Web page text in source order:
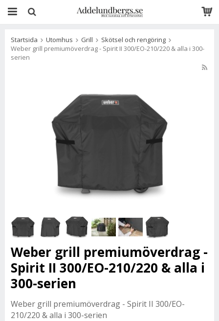
Startsida Utomhus Grill
Skötsel och rengöring
Weber grill premiumöverdrag - Spirit II 300/EO-210/220 & alla i 300-
serien
Weber grill premiumöverdrag -
Spirit II 300/EO-210/220 & alla i
300-serien
Weber grill premiumöverdrag - Spirit II 300/EO-
210/220 & alla i 300-serien